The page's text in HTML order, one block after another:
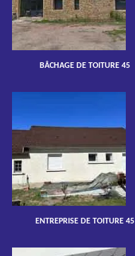
BÂCHAGE DE TOITURE 45
ENTREPRISE DE TOITURE 45